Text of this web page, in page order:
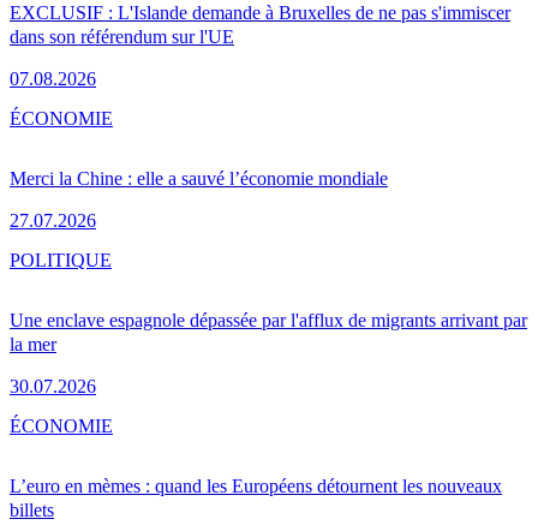
EXCLUSIF : L'Islande demande à Bruxelles de ne pas s'immiscer
dans son référendum sur l'UE
07.08.2026
Merci la Chine : elle a sauvé l’économie mondiale
27.07.2026
ÉCONOMIE
Une enclave espagnole dépassée par l'afflux de migrants arrivant par
la mer
30.07.2026
POLITIQUE
L’euro en mèmes : quand les Européens détournent les nouveaux
billets
ÉCONOMIE